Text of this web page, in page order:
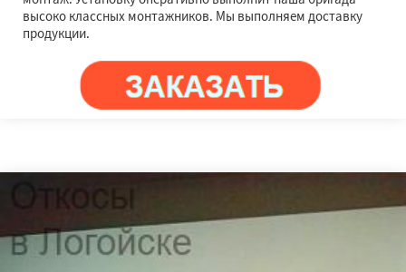
высоко классных монтажников. Мы выполняем доставку
продукции.